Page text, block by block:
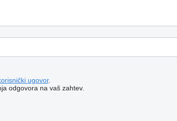
ugovor.
odgovora na vaš zahtev.